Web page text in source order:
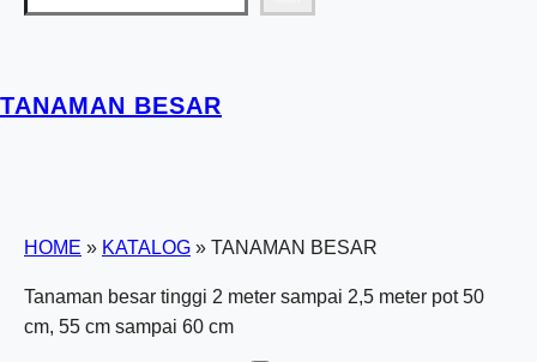
TANAMAN BESAR
HOME » KATALOG » TANAMAN BESAR
Tanaman besar tinggi 2 meter sampai 2,5 meter pot 50
cm, 55 cm sampai 60 cm